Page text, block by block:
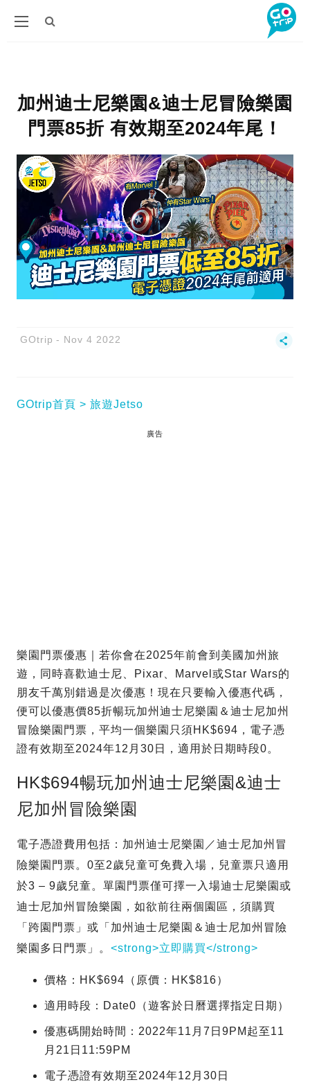
加州迪士尼樂園&迪士尼冒險樂園
門票85折 有效期至2024年尾！
GOtrip Nov 4 2022
GOtrip首頁 旅遊Jetso
廣告
樂園門票優惠｜若你會在2025年前會到美國加州旅
遊，同時喜歡迪士尼、Pixar、Marvel或Star Wars的
朋友千萬別錯過是次優惠！現在只要輸入優惠代碼，
便可以優惠價85折暢玩加州迪士尼樂園＆迪士尼加州
冒險樂園門票，平均一個樂園只須HK$694，電子憑
證有效期至2024年12月30日，適用於日期時段0。
HK$694暢玩加州迪士尼樂園&迪士
尼加州冒險樂園
電子憑證費用包括：加州迪士尼樂園／迪士尼加州冒
險樂園門票。0至2歲兒童可免費入場，兒童票只適用
於3 – 9歲兒童。單園門票僅可擇一入場迪士尼樂園或
迪士尼加州冒險樂園，如欲前往兩個園區，須購買
「跨園門票」或「加州迪士尼樂園＆迪士尼加州冒險
樂園多日門票」。 <strong>立即購買</strong>
價格：HK$694（原價：HK$816）
適用時段：Date0（遊客於日曆選擇指定日期）
優惠碼開始時間：2022年11月7日9PM起至11
月21日11:59PM
電子憑證有效期至2024年12月30日